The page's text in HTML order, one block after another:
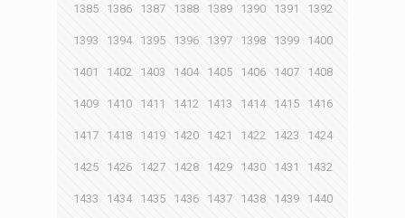
1385 1386 1387 1388 1389 1390 1391 1392
1393 1394 1395 1396 1397 1398 1399 1400
1401 1402 1403 1404 1405 1406 1407 1408
1409 1410 1411 1412 1413 1414 1415 1416
1417 1418 1419 1420 1421 1422 1423 1424
1425 1426 1427 1428 1429 1430 1431 1432
1433 1434 1435 1436 1437 1438 1439 1440